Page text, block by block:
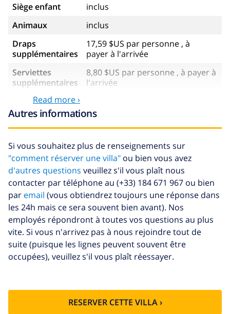
Siège enfant
inclus
Animaux
inclus
Draps
supplémentaires
17,59 $US par personne , à
payer à l'arrivée
Serviettes
supplémentaires
8,80 $US par personne , à payer à
l'arrivée
Départ tardif
Nettoyage
supplémentaire
basée sur consommation
énergétique (52,77 $US/HOUR)
Fonds
d'annulation:
4.80% du montant total
Read more ›
Autres informations
Si vous souhaitez plus de renseignements sur
"comment réserver une villa" ou bien vous avez
d'autres questions veuillez s'il vous plaît nous
contacter par téléphone au (+33) 184 671 967 ou bien
par email (vous obtiendrez toujours une réponse dans
les 24h mais ce sera souvent bien avant). Nos
employés répondront à toutes vos questions au plus
vite. Si vous n'arrivez pas à nous rejoindre tout de
suite (puisque les lignes peuvent souvent être
occupées), veuillez s'il vous plaît réessayer.
RESERVER CETTE VILLA ›